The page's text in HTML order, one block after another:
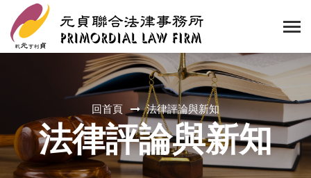
回首頁 法律評論與新知
法律評論與新知